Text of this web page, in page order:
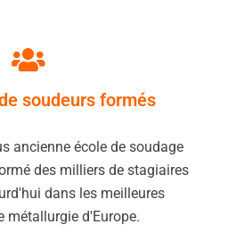
soudeurs formés
ancienne école de soudage
des milliers de stagiaires
dans les meilleures
métallurgie d'Europe.